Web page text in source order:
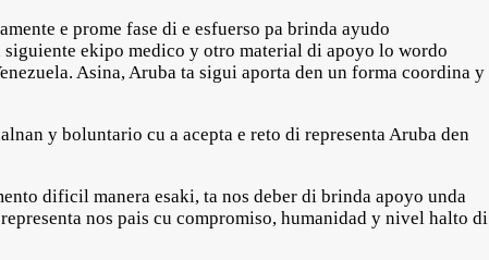
e prome fase di e esfuerso pa brinda ayudo
ekipo medico y otro material di apoyo lo wordo
Asina, Aruba ta sigui aporta den un forma coordina y
y boluntario cu a acepta e reto di representa Aruba den
dificil manera esaki, ta nos deber di brinda apoyo unda
nos pais cu compromiso, humanidad y nivel halto di